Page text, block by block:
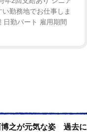
勤務地でお仕事しま
勤パート 雇用期間
博之が元気な姿 過去に